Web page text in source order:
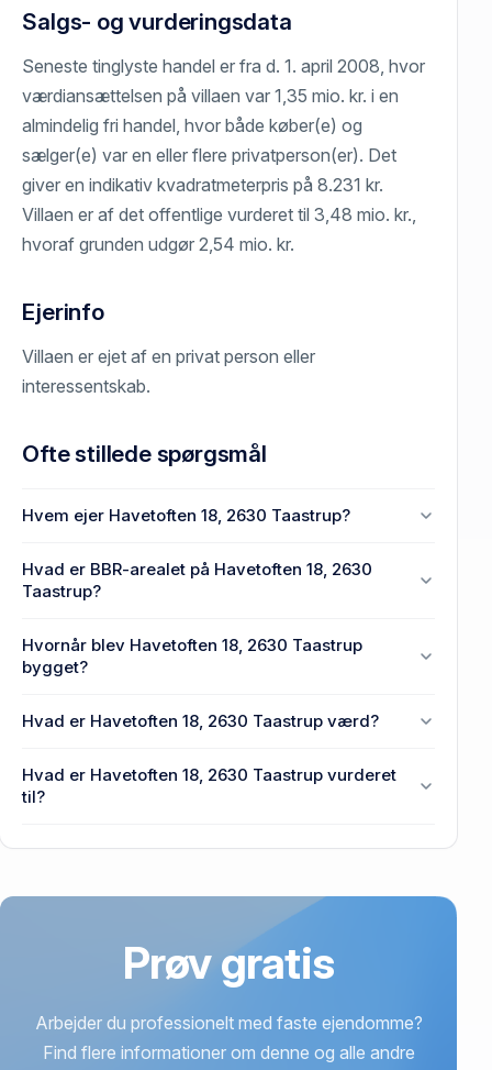
Salgs- og vurderingsdata
Seneste tinglyste handel er fra d. 1. april 2008, hvor
værdiansættelsen på villaen var 1,35 mio. kr. i en
almindelig fri handel, hvor både køber(e) og
sælger(e) var en eller flere privatperson(er). Det
giver en indikativ kvadratmeterpris på 8.231 kr.
Villaen er af det offentlige vurderet til 3,48 mio. kr.,
hvoraf grunden udgør 2,54 mio. kr.
Ejerinfo
Villaen er ejet af en privat person eller
interessentskab.
Ofte stillede spørgsmål
Hvem ejer Havetoften 18, 2630 Taastrup?
En eller flere privat(e) ejer Havetoften 18, 2630
Taastrup.
Hvad er BBR-arealet på Havetoften 18, 2630
Taastrup?
Enhedens BBR-areal er 132 m² på Havetoften 18,
2630 Taastrup.
Hvornår blev Havetoften 18, 2630 Taastrup
bygget?
Hvad er Havetoften 18, 2630 Taastrup værd?
Taastrup senest blev handlet i 2008.
Hvad er Havetoften 18, 2630 Taastrup vurderet
til?
Prøv gratis
Arbejder du professionelt med faste ejendomme?
Find flere informationer om denne og alle andre